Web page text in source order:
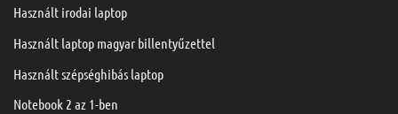
Használt irodai laptop
Használt laptop magyar billentyűzettel
Használt szépséghibás laptop
Notebook 2 az 1-ben